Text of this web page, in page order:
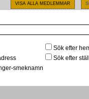
VISA ALLA MEDLEMMAR
smeknamn
Sök efter
Sök efter